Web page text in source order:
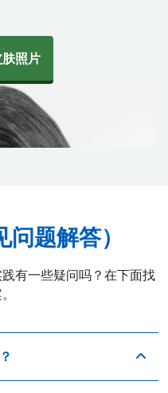
照片
题解答）
有一些疑问吗？在下面找